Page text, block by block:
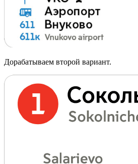
Дорабатываем второй вариант.